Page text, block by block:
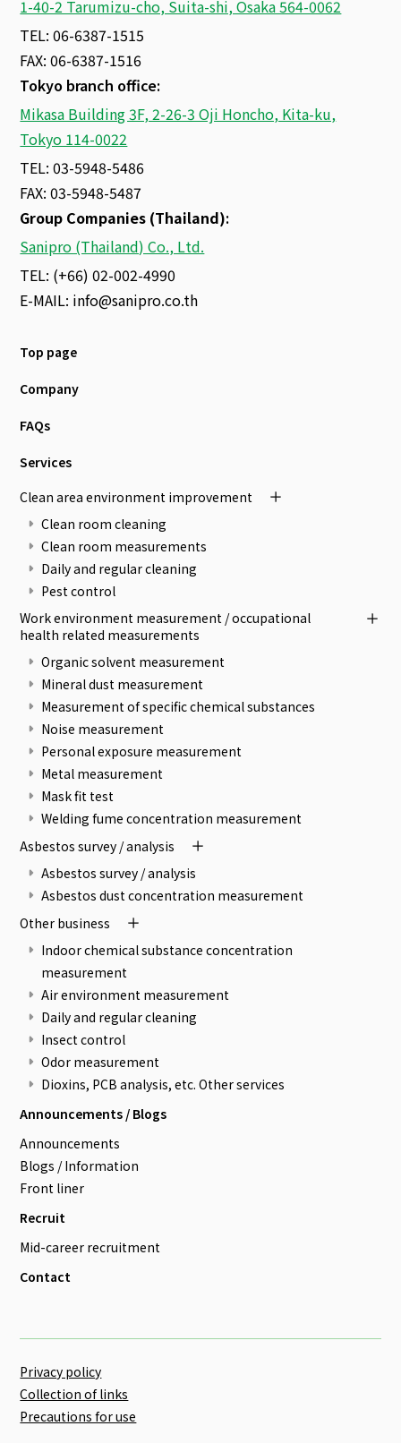
1-40-2 Tarumizu-cho, Suita-shi, Osaka 564-0062
TEL: 06-6387-1515
FAX: 06-6387-1516
Tokyo branch office:
Mikasa Building 3F, 2-26-3 Oji Honcho, Kita-ku,
Tokyo 114-0022
TEL: 03-5948-5486
FAX: 03-5948-5487
Group Companies (Thailand):
Sanipro (Thailand) Co., Ltd.
TEL: (+66) 02-002-4990
E-MAIL: info@sanipro.co.th
Top page
Company
FAQs
Services
Clean area environment improvement
Clean room cleaning
Clean room measurements
Daily and regular cleaning
Pest control
Work environment measurement / occupational
health related measurements
Organic solvent measurement
Mineral dust measurement
Measurement of specific chemical substances
Noise measurement
Personal exposure measurement
Metal measurement
Mask fit test
Welding fume concentration measurement
Asbestos survey / analysis
Asbestos survey / analysis
Asbestos dust concentration measurement
Other business
Indoor chemical substance concentration
measurement
Air environment measurement
Daily and regular cleaning
Insect control
Odor measurement
Dioxins, PCB analysis, etc. Other services
Announcements / Blogs
Announcements
Blogs / Information
Front liner
Recruit
Mid-career recruitment
Contact
Privacy policy
Collection of links
Precautions for use